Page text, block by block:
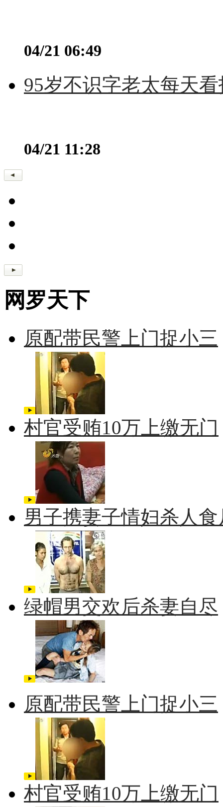
04/21 06:49
95岁不识字老太每天
04/21 11:28
网罗天下
原配带民警上门捉小三
村官受贿10万上缴无门
男子携妻子情妇杀人食
绿帽男交欢后杀妻自尽
原配带民警上门捉小三
村官受贿10万上缴无门